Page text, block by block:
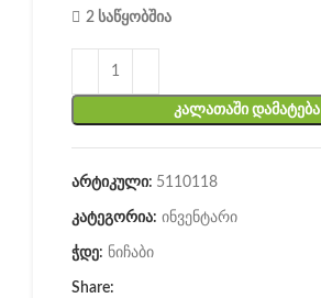
2 საწყობშია
ᲙᲐᲚᲐᲗᲐᲨᲘ ᲓᲐᲛᲐᲢᲔᲑᲐ
არტიკული: 5110118
კატეგორია: ინვენტარი
ჭდე: ნიჩაბი
Share: